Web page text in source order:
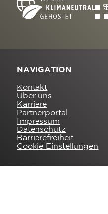
NAVIGATION
Kontakt
Über uns
Karriere
Partnerportal
Impressum
Datenschutz
Barrierefreiheit
Cookie Einstellungen